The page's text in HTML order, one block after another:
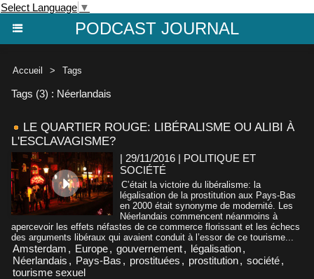
Select Language ▼
PODCAST JOURNAL
Accueil > Tags
Tags (3) : Néerlandais
LE QUARTIER ROUGE: LIBÉRALISME OU ALIBI À
L'ESCLAVAGISME?
| 29/11/2016 | POLITIQUE ET
SOCIÉTÉ
C’était la victoire du libéralisme: la
légalisation de la prostitution aux Pays-Bas
en 2000 était synonyme de modernité. Les
Néerlandais commencent néanmoins à
apercevoir les effets néfastes de ce commerce florissant et les échecs
des arguments libéraux qui avaient conduit à l’essor de ce tourisme...
Amsterdam , Europe, gouvernement, légalisation,
Néerlandais , Pays-Bas , prostituées , prostitution, société,
tourisme sexuel